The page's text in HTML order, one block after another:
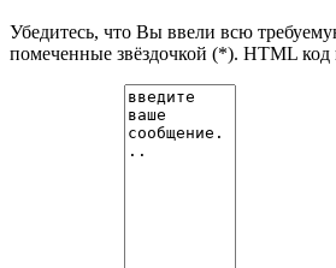
Убедитесь, что Вы ввели всю
помеченные звёздочкой (*). HTML код